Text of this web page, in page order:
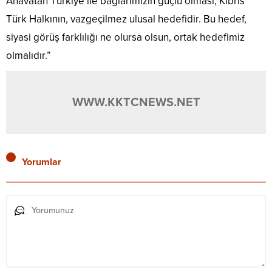
Türk Halkının, vazgeçilmez ulusal hedefidir. Bu hedef,
siyasi görüş farklılığı ne olursa olsun, ortak hedefimiz
olmalıdır.”
WWW.KKTCNEWS.NET
Yorumlar